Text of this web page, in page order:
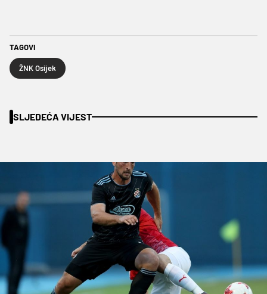
TAGOVI
ŽNK Osijek
SLJEDEĆA VIJEST